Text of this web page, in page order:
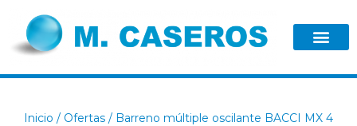
Inicio / Ofertas / Barreno múltiple oscilante BACCI MX 4